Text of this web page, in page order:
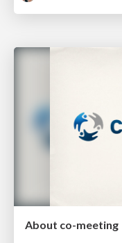
About co-meeting